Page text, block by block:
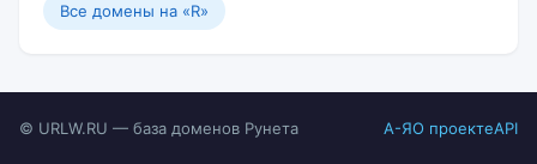
Все домены на «R»
© URLW.RU — база доменов Рунета А-ЯО проектеAPI